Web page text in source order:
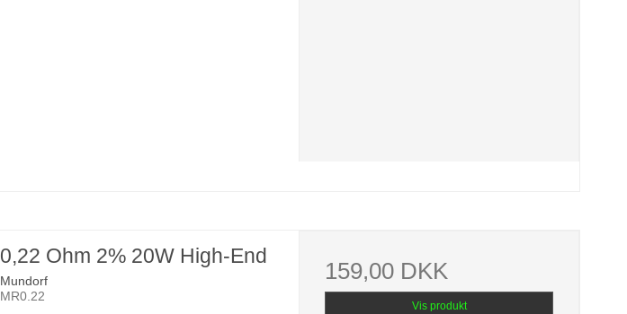
0,22 Ohm 2% 20W High-End
Mundorf
MR0.22
159,00 DKK
Vis produkt